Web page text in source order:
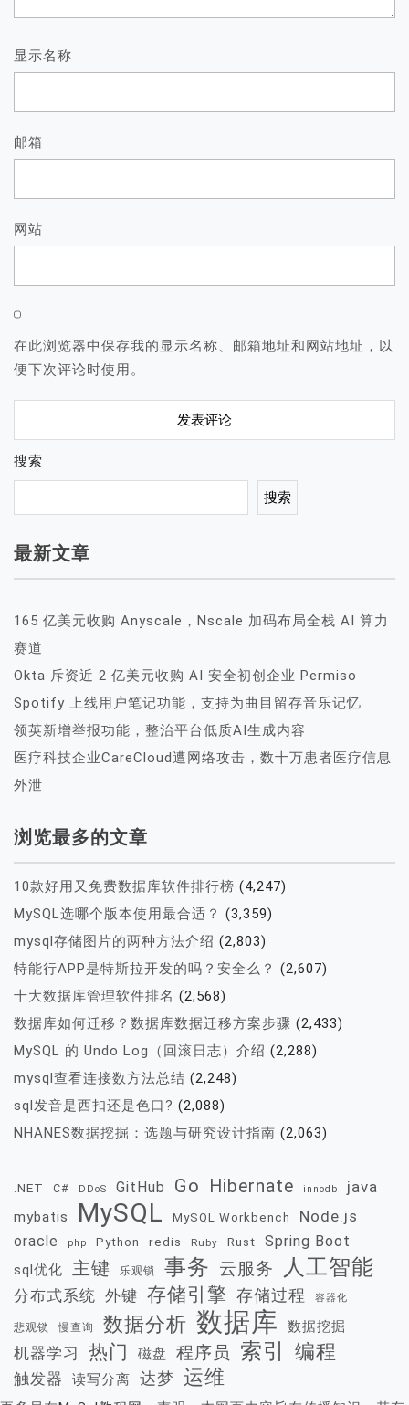
显示名称
邮箱
网站
在此浏览器中保存我的显示名称、邮箱地址和网站地址，以
便下次评论时使用。
搜索
搜索
最新文章
165 亿美元收购 Anyscale，Nscale 加码布局全栈 AI 算力
赛道
Okta 斥资近 2 亿美元收购 AI 安全初创企业 Permiso
Spotify 上线用户笔记功能，支持为曲目留存音乐记忆
领英新增举报功能，整治平台低质AI生成内容
医疗科技企业CareCloud遭网络攻击，数十万患者医疗信息
外泄
浏览最多的文章
10款好用又免费数据库软件排行榜 (4,247)
MySQL选哪个版本使用最合适？ (3,359)
mysql存储图片的两种方法介绍 (2,803)
特能行APP是特斯拉开发的吗？安全么？ (2,607)
十大数据库管理软件排名 (2,568)
数据库如何迁移？数据库数据迁移方案步骤 (2,433)
MySQL 的 Undo Log（回滚日志）介绍 (2,288)
mysql查看连接数方法总结 (2,248)
sql发音是西扣还是色口? (2,088)
NHANES数据挖掘：选题与研究设计指南 (2,063)
.NET C# DDoS GitHub Go Hibernate innodb java
mybatis MySQL MySQL Workbench Node.js
oracle php Python redis Ruby Rust Spring Boot
sql优化 主键 乐观锁 事务 云服务 人工智能
分布式系统 外键 存储引擎 存储过程 容器化
悲观锁 慢查询 数据分析 数据库 数据挖掘
机器学习 热门 磁盘 程序员 索引 编程
触发器 读写分离 达梦 运维